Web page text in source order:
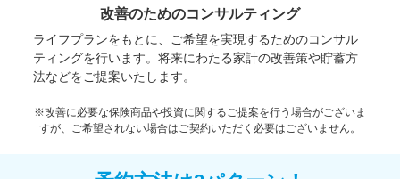
改善のためのコンサルティング
ライフプランをもとに、ご希望を実現するためのコンサル
ティングを行います。将来にわたる家計の改善策や貯蓄方
法などをご提案いたします。
※改善に必要な保険商品や投資に関するご提案を行う場合がございま
すが、ご希望されない場合はご契約いただく必要はございません。